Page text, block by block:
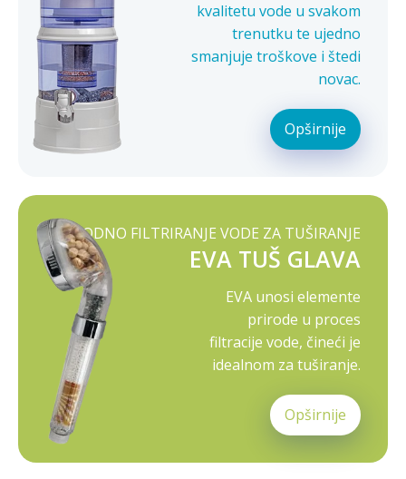
kvalitetu vode u svakom
trenutku te ujedno
smanjuje troškove i štedi
novac.
Opširnije
PRIRODNO FILTRIRANJE VODE ZA TUŠIRANJE
EVA TUŠ GLAVA
EVA unosi elemente
prirode u proces
filtracije vode, čineći je
idealnom za tuširanje.
Opširnije